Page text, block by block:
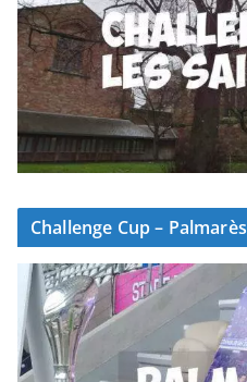
Challenge Cup – Palmarès